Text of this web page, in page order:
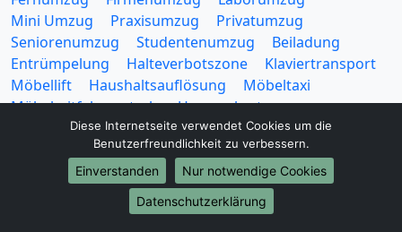
Mini Umzug
Praxisumzug
Privatumzug
Seniorenumzug
Studentenumzug
Beiladung
Entrümpelung
Halteverbotszone
Klaviertransport
Möbellift
Haushaltsauflösung
Möbeltaxi
Möbelmitfahrzentrale
Umzugskartons
Europa-Umzüge
Diese Internetseite verwendet Cookies um die
Benutzerfreundlichkeit zu verbessern.
Einverstanden
Nur notwendige Cookies
Datenschutzerklärung